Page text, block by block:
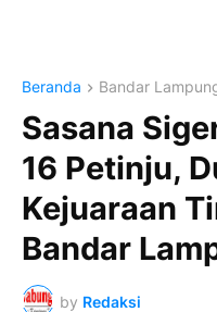
Beranda Bandar
Sasana
16 Petinju,
Kejuaraan
Bandar
by Redaksi